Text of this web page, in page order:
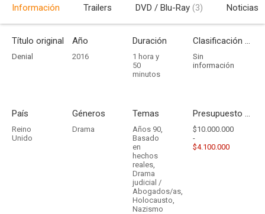
Estrenada
Información Trailers DVD / Blu-Ray (3) Noticias
Título original
Denial
Año
2016
Duración
1 hora y
50
minutos
Clasificación por edades
Sin
información
País
Reino
Unido
Géneros
Drama
Temas
Años 90,
Basado
en
hechos
reales,
Drama
judicial /
Abogados/as,
Holocausto,
Nazismo
Presupuesto - Ingresos
$10.000.000
-
$4.100.000